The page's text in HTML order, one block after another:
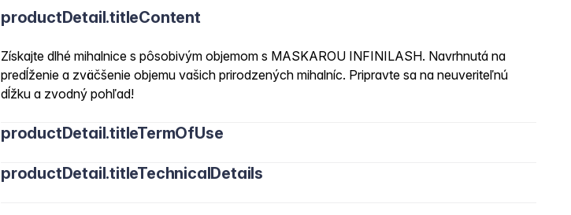
productDetail.titleContent
Získajte dlhé mihalnice s pôsobivým objemom s MASKAROU INFINILASH. Navrhnutá na
predĺženie a zväčšenie objemu vašich prirodzených mihalníc. Pripravte sa na neuveriteľnú
dĺžku a zvodný pohľad!
productDetail.titleTermOfUse
productDetail.titleTechnicalDetails